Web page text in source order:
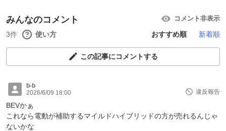
みんなのコメント コメント非表示
3件 使い方 おすすめ順 新着順
この記事にコメントする
b-b
2026/6/09 18:00
違反報告
BEVかぁ
これなら電動が補助するマイルドハイブリッドの方が売れるんじゃ
ないかな